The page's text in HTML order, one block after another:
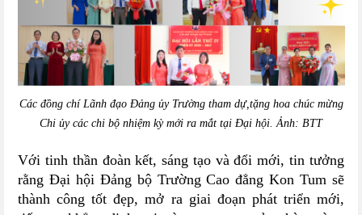
Các đồng chí Lãnh đạo Đảng ủy Trường tham dự,tặng hoa chúc mừng
Chi ủy các chi bộ nhiệm kỳ mới ra mắt tại Đại hội. Ảnh: BTT
Với tinh thần đoàn kết, sáng tạo và đổi mới, tin tưởng
rằng Đại hội Đảng bộ Trường Cao đẳng Kon Tum sẽ
thành công tốt đẹp, mở ra giai đoạn phát triển mới,